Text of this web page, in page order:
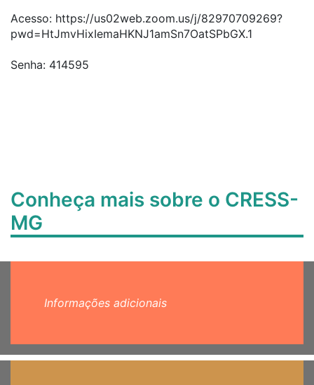
Acesso: https://us02web.zoom.us/j/82970709269?
pwd=HtJmvHixIemaHKNJ1amSn7OatSPbGX.1
Senha: 414595
Conheça mais sobre o CRESS-
MG
Informações adicionais